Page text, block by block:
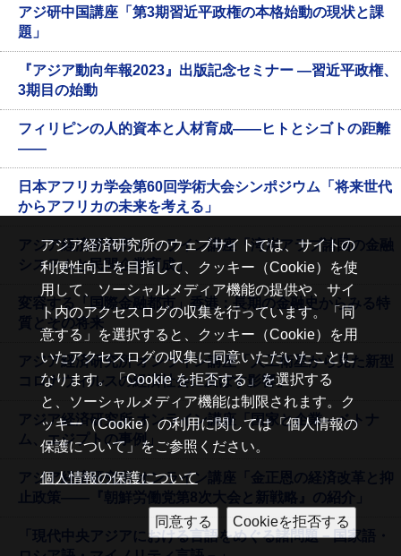
アジ研中国講座「第3期習近平政権の本格始動の現状と課
題」
『アジア動向年報2023』出版記念セミナー ―習近平政権、
3期目の始動
フィリピンの人的資本と人材育成——ヒトとシゴトの距離
——
日本アフリカ学会第60回学術大会シンポジウム「将来世代
からアフリカの未来を考える」
アジア経済研究所 オンライン講座「湾岸アラブ諸国の金融
システムと民間企業育成」
変容する「国際金融都市」香港：長期の金融史からみる特
質とその将来
アジア経済研究所 オンライン講座「人工衛星から見た新型
コロナウィルスの経済社会に及ぼす影響」
アジア経済研究所 オンライン講座「国家と企業―ベトナ
ム、エジプトの事例」
アジア経済研究所 オンライン講座「金正恩の経済改革と抑
止政策――『朝鮮労働党第8次大会と新戦略』の紹介」
「現代中央アジアにおける言語をめぐる諸問題－国家語・
アジア経済研究所のウェブサイトでは、サイトの
利便性向上を目指して、クッキー（Cookie）を使
用して、ソーシャルメディア機能の提供や、サイ
ト内のアクセスログの収集を行っています。「同
意する」を選択すると、クッキー（Cookie）を用
いたアクセスログの収集に同意いただいたことに
なります。「Cookie を拒否する」を選択する
と、ソーシャルメディア機能は制限されます。ク
ッキー（Cookie）の利用に関しては「個人情報の
保護について」をご参照ください。
個人情報の保護について